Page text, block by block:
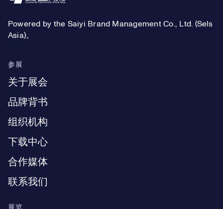
Powered by the Saiyi Brand Management Co., Ltd. (Sels
Asia)。
参展
关于展会
品牌背书
组织机构
下载中心
合作媒体
联系我们
展览